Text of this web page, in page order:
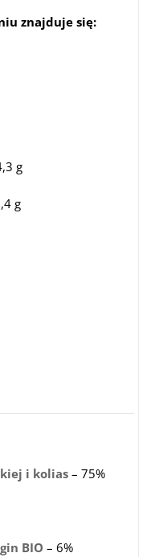
znajduje się:
g
g
i kolias – 75%
BIO – 6%